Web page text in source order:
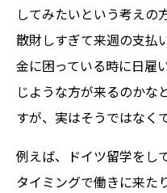
してみたいという考えの
散財しすぎて来週の支払
金に困っている時に日雇
じような方が来るのかな
すが、実はそうではなく
例えば、ドイツ留学をし
タイミングで働きに来た